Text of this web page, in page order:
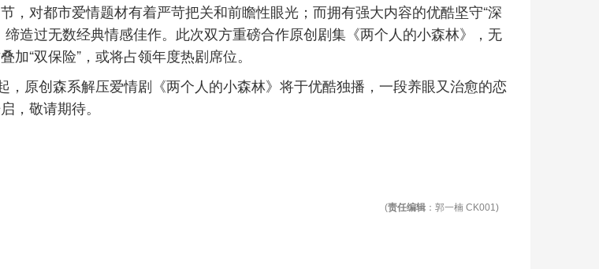
，对都市爱情题材有着严苛把关和前瞻性眼光；而拥有强大内容的优酷坚守“深
缔造过无数经典情感佳作。此次双方重磅合作原创剧集《两个人的小森林》，无
加“双保险”，或将占领年度热剧席位。
，原创森系解压爱情剧《两个人的小森林》将于优酷独播，一段养眼又治愈的恋
，敬请期待。
(责任编辑 ：郭一楠 CK001)